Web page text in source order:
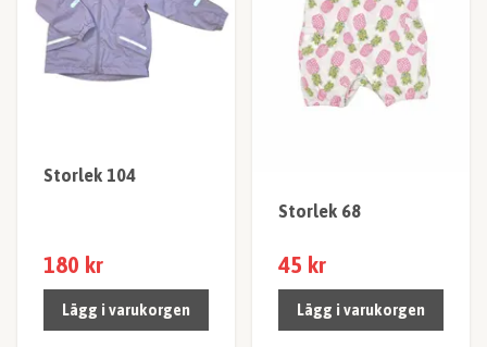
Storlek 104
180 kr
Lägg i varukorgen
Storlek 68
45 kr
Lägg i varukorgen